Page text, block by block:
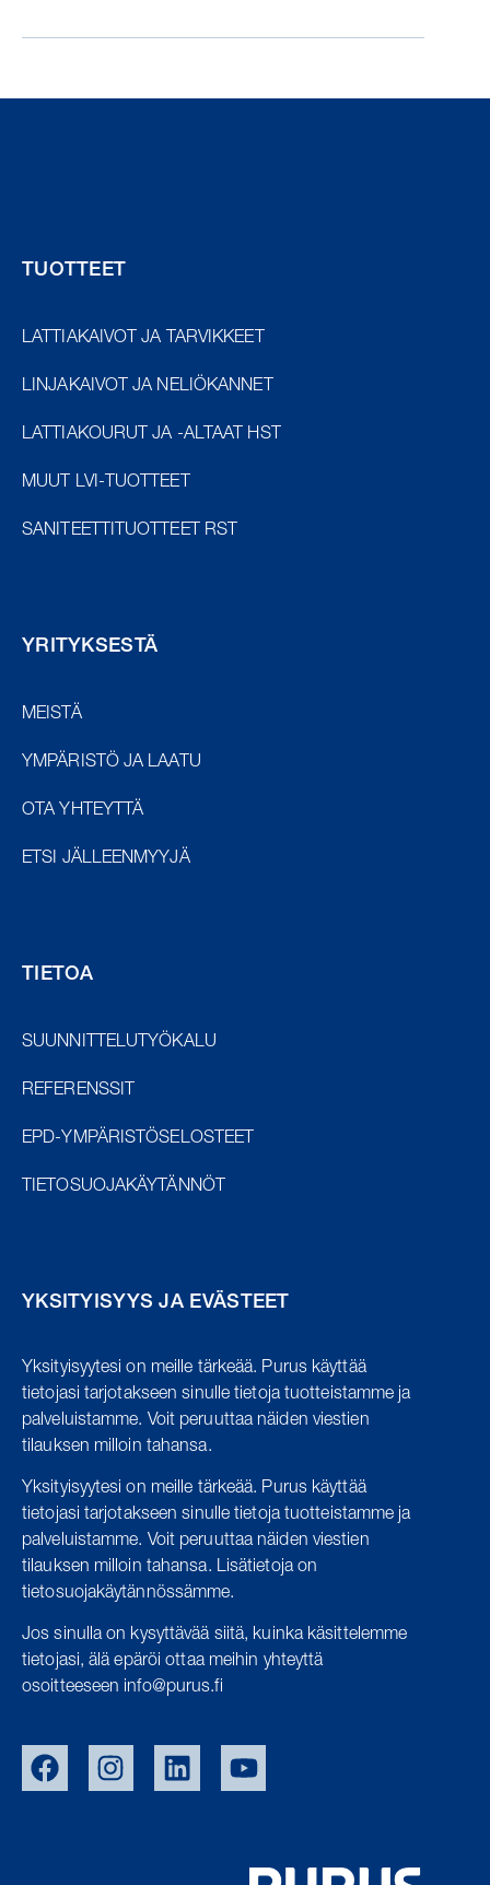
TUOTTEET
LATTIAKAIVOT JA TARVIKKEET
LINJAKAIVOT JA NELIÖKANNET
LATTIAKOURUT JA -ALTAAT HST
MUUT LVI-TUOTTEET
SANITEETTITUOTTEET RST
YRITYKSESTÄ
MEISTÄ
YMPÄRISTÖ JA LAATU
OTA YHTEYTTÄ
ETSI JÄLLEENMYYJÄ
TIETOA
SUUNNITTELUTYÖKALU
REFERENSSIT
EPD-YMPÄRISTÖSELOSTEET
TIETOSUOJAKÄYTÄNNÖT
YKSITYISYYS JA EVÄSTEET
Yksityisyytesi on meille tärkeää. Purus käyttää
tietojasi tarjotakseen sinulle tietoja tuotteistamme ja
palveluistamme. Voit peruuttaa näiden viestien
tilauksen milloin tahansa.
Yksityisyytesi on meille tärkeää. Purus käyttää
tietojasi tarjotakseen sinulle tietoja tuotteistamme ja
palveluistamme. Voit peruuttaa näiden viestien
tilauksen milloin tahansa. Lisätietoja on
tietosuojakäytännössämme.
Jos sinulla on kysyttävää siitä, kuinka käsittelemme
tietojasi, älä epäröi ottaa meihin yhteyttä
osoitteeseen info@purus.fi